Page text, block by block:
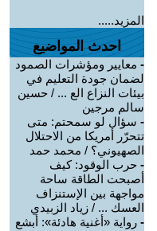
المزيد.....
احدث المواضيع
- معايير ومؤشرات الصمود
لضمان جودة التعليم في
بيئات النزاع الع ... / حسين
سالم مرجين
- سؤال لو سمحتم: متى
تتحرّر أمريكا من الاحتلال
الصهيوني؟ / محمد حمد
- حرب الوقود: كيف
أصبحت الطاقة ساحة
مواجهة بين الإستنزاف
العسك ... / زياد الزبيدي
- رواية «أغنية هادئة»: أبشع